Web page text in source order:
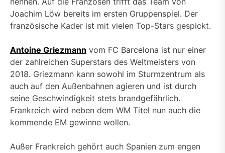
Joachim Löw bereits im ersten Gruppenspiel. Der
französische Kader ist mit vielen Top-Stars gespickt.
Antoine Griezmann vom FC Barcelona ist nur einer
der zahlreichen Superstars des Weltmeisters von
2018. Griezmann kann sowohl im Sturmzentrum als
auch auf den Außenbahnen agieren und ist durch
seine Geschwindigkeit stets brandgefährlich.
Frankreich wird neben dem WM Titel nun auch die
kommende EM gewinne wollen.
Außer Frankreich gehört auch Spanien zum engen